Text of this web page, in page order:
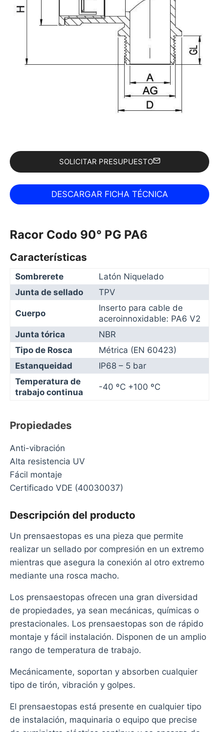
SOLICITAR PRESUPUESTO
Racor Codo 90° PG PA6
Características
Sombrerete
Latón Niquelado
Junta de sellado
TPV
Cuerpo
Inserto para cable de
aceroinnoxidable: PA6 V2
Junta tórica
NBR
Tipo de Rosca
Métrica (EN 60423)
Estanqueidad
IP68 – 5 bar
Temperatura de
trabajo continua
-40 ºC +100 ºC
Propiedades
Anti-vibración
Alta resistencia UV
Fácil montaje
Certificado VDE (40030037)
Descripción del producto
Un prensaestopas es una pieza que permite
realizar un sellado por compresión en un extremo
mientras que asegura la conexión al otro extremo
mediante una rosca macho.
Los prensaestopas ofrecen una gran diversidad
de propiedades, ya sean mecánicas, químicas o
prestacionales. Los prensaestopas son de rápido
montaje y fácil instalación. Disponen de un amplio
rango de temperatura de trabajo.
Mecánicamente, soportan y absorben cualquier
tipo de tirón, vibración y golpes.
El prensaestopas está presente en cualquier tipo
de instalación, maquinaria o equipo que precise